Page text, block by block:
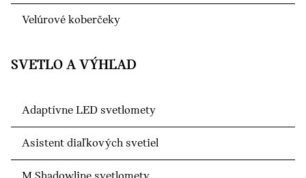
Velúrové koberčeky
SVETLO A VÝHĽAD
Adaptívne LED svetlomety
Asistent diaľkových svetiel